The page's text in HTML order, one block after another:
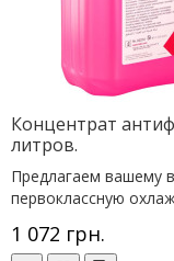
Концентрат
литров.
Предлагаем вашему
первоклассную
1 072 грн.